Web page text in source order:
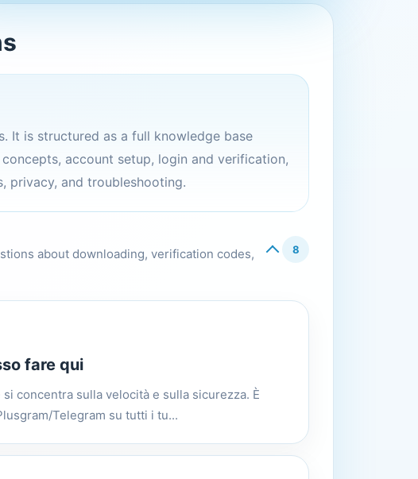
It is structured as a full knowledge base
account setup, login and verification,
privacy, and troubleshooting.
about downloading, verification codes,
8
fare qui
concentra sulla velocità e sulla sicurezza. È
Telegram su tutti i tu...